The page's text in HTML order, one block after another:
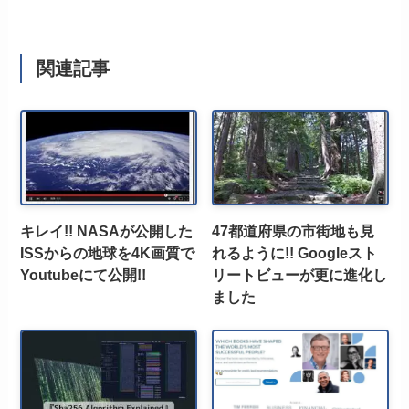
関連記事
キレイ!! NASAが公開した
ISSからの地球を4K画質で
Youtubeにて公開!!
47都道府県の市街地も見
れるように!! Googleスト
リートビューが更に進化し
ました